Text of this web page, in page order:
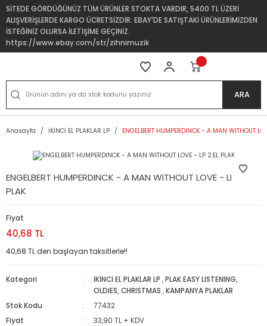
SİTEDE GÖRDÜĞÜNÜZ TÜM ÜRÜNLER STOKTA VARDIR, 5400 TL ÜZERİ
ALIŞVERİŞLERDE KARGO ÜCRETSİZDİR. EBAY'DE SATIŞTAKİ ÜRÜNLERİMİZDEN
İSTEĞİNİZ OLURSA İLETİŞİME GEÇİNİZ.
https://www.ebay.com/str/zihnimuzik
ARA
Anasayfa İKİNCİ EL PLAKLAR LP ENGELBERT HUMPERDINCK - A MAN WITHOUT
ENGELBERT HUMPERDINCK - A MAN WITHOUT LOVE - LP 2.EL
PLAK
Fiyat
40,68 TL
40,68 TL den başlayan taksitlerle!!
Kategori İKİNCİ EL PLAKLAR LP ,PLAK EASY LISTENING,
OLDIES, CHRISTMAS ,KAMPANYA PLAKLAR
Stok Kodu
77432
Fiyat
33,90 TL + KDV